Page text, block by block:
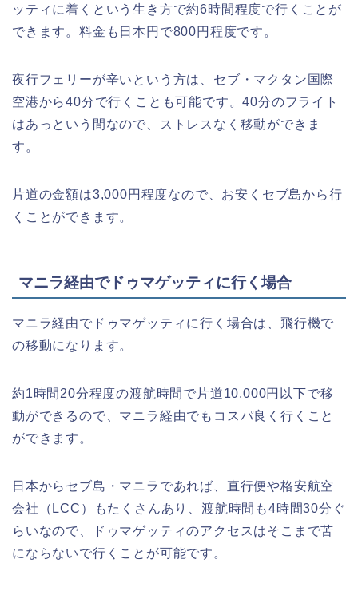
ッティに着くという生き方で約6時間程度で行くことが
できます。料金も日本円で800円程度です。
夜行フェリーが辛いという方は、セブ・マクタン国際
空港から40分で行くことも可能です。40分のフライト
はあっという間なので、ストレスなく移動ができま
す。
片道の金額は3,000円程度なので、お安くセブ島から行
くことができます。
マニラ経由でドゥマゲッティに行く場合
マニラ経由でドゥマゲッティに行く場合は、飛行機で
の移動になります。
約1時間20分程度の渡航時間で片道10,000円以下で移
動ができるので、マニラ経由でもコスパ良く行くこと
ができます。
日本からセブ島・マニラであれば、直行便や格安航空
会社（LCC）もたくさんあり、渡航時間も4時間30分ぐ
らいなので、ドゥマゲッティのアクセスはそこまで苦
にならないで行くことが可能です。